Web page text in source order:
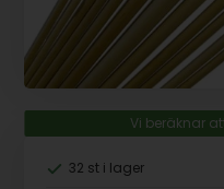
32 st i lager
Vi beräknar